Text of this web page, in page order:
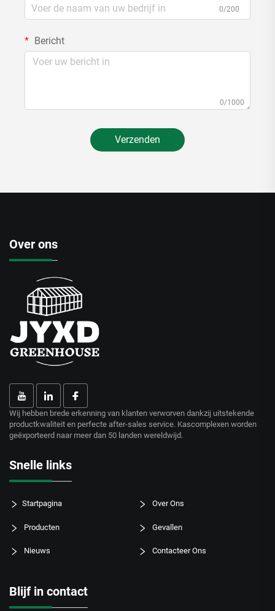
0/200
Bericht
0/1000
Verzenden
Over ons
Wij hebben brede erkenning van klanten verworven dankzij uitstekende
productkwaliteit en perfecte after-sales service. Kascomplexen worden
geëxporteerd naar meer dan 50 landen wereldwijd.
Snelle links
Startpagina Over Ons
Producten Gevallen
Nieuws Contacteer Ons
Blijf in contact